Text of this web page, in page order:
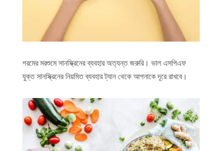
গরমের মরশুমে সানস্ক্রিনের ব্যবহার অত্যন্ত জরুরি। ভাল এসপিএফ
যুক্ত সানস্ক্রিনের নিয়মিত ব্যবহার ট্যান থেকে আপনাকে দূরে রাখবে।